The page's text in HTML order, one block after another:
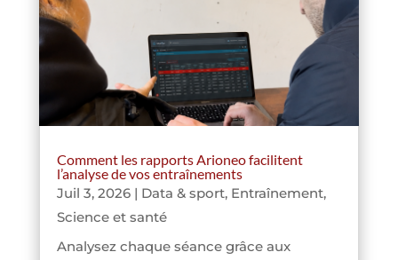
Comment les rapports Arioneo facilitent
l’analyse de vos entraînements
Juil 3, 2026| Data & sport, Entraînement,
Science et santé
Analysez chaque séance grâce aux